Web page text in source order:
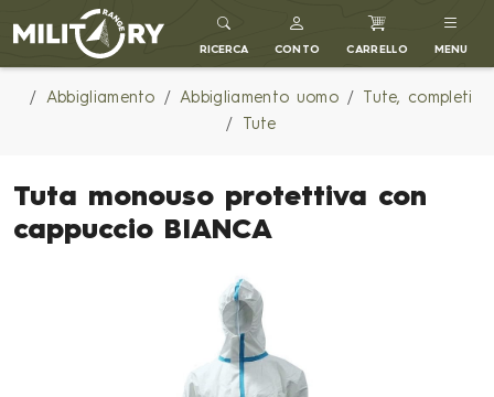
MILITARY RANGE IT
RICERCA CONTO CARRELLO MENU
Abbigliamento Abbigliamento uomo
Tute, completi
Tute
Tuta monouso protettiva con
cappuccio BIANCA